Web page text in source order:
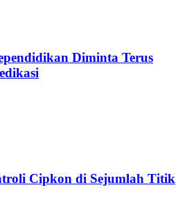
Diminta Terus
Cipkon di Sejumlah Titik